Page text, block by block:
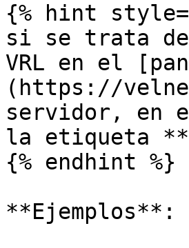
{% hint
si se trata de
VRL en el
(https://
servidor, en
la etiqueta
{% endhint %}
**Ejemplos**: